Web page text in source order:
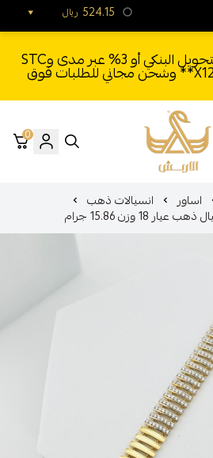
خصم يصل إلى 7.5% بالتحويل البنكي أو 3% عبر مدى وSTC
Pay + خصم بكود **X123** وشحن مجاني للطلبات فوق
الأربش للذهب
0
اساور انسيالات ذهب
ريال 524.15